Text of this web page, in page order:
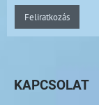
Feliratkozás
KAPCSOLAT